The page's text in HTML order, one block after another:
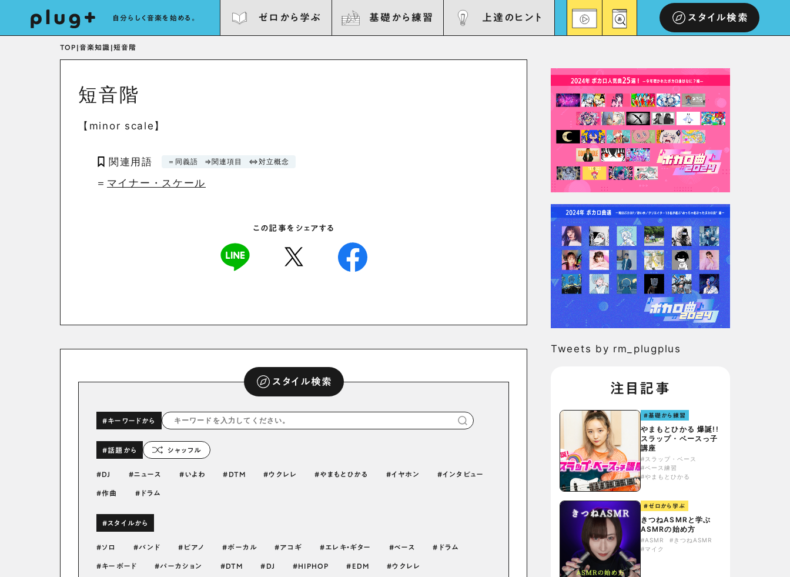
自分らしく音楽を始める。 ゼロから学ぶ 基礎から練習 上達のヒント スタイル検索
TOP |音楽知識 |短音階
短音階
【minor scale】
関連用語 ＝同義語 ⇒関連項目 ⇔対立概念
＝ マイナー・スケール
この記事をシェアする
スタイル検索
#キーワードから
#話題から シャッフル
DJ ニュース いよわ DTM ウクレレ やまもとひかる イヤホン インタビュー
作曲 ドラム
#スタイルから
ソロ バンド ピアノ ボーカル アコギ エレキ・ギター ベース ドラム
キーボード パーカション DTM DJ HIPHOP EDM ウクレレ
Tweets by rm_plugplus
注目記事
#基礎から練習
やまもとひかる 爆誕!!
スラップ・ベースっ子
講座
#スラップ・ベース
#ベース練習
#やまもとひかる
#ゼロから学ぶ
きつねASMRと学ぶ
ASMRの始め方
#ASMR
#きつねASMR
#マイク